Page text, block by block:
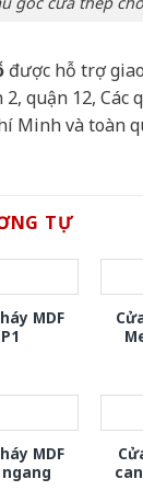
được hỗ trợ
2, quận 12, Các
Minh và toàn
TỰ
MDF
MDF